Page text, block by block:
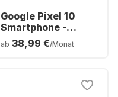
Google Pixel 10
Smartphone -
128GB - Dual SIM
ab 38,99 €/Monat